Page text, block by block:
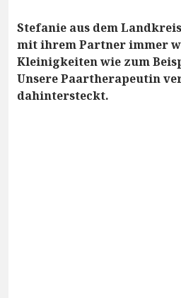
Stefanie aus dem
mit ihrem Partner immer
Kleinigkeiten wie zum
Unsere Paartherapeutin
dahintersteckt.